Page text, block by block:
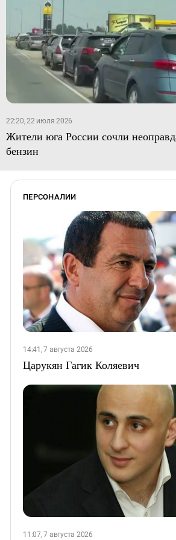
22:20, 22 июля 2026
Жители юга России сочли
бензин
ПЕРСОНАЛИИ
14:41, 7 августа 2026
Царукян Гагик Коляевич
11:07, 7 августа 2026